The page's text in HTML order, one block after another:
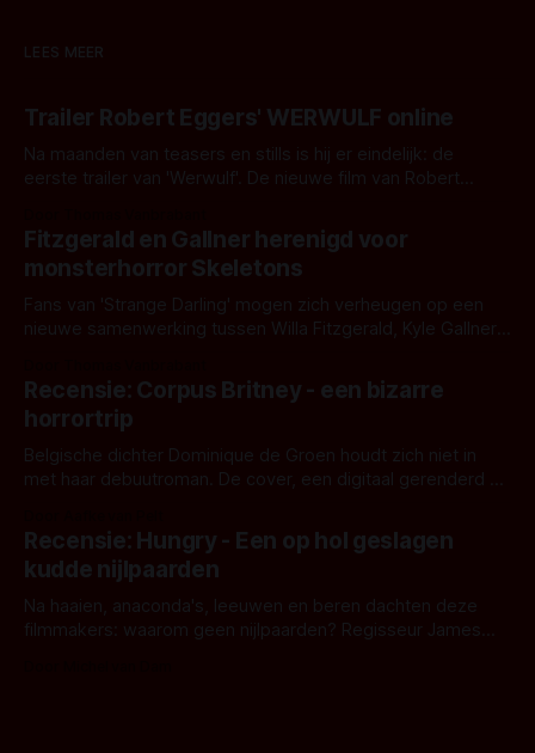
LEES MEER
Trailer Robert Eggers' WERWULF online
Na maanden van teasers en stills is hij er eindelijk: de
eerste trailer van 'Werwulf'. De nieuwe film van Robert
kille stijl vol folklore en mythe. Het topic deze keer is (kon
het het al raden?)... de weerwolf. Kijk je mee?
Fitzgerald en Gallner herenigd voor
monsterhorror Skeletons
Fans van 'Strange Darling' mogen zich verheugen op een
nieuwe samenwerking tussen Willa Fitzgerald, Kyle Gallner
'Skeletons', een nieuwe creature feature waarvoor de
opnames zijn gestart in Australië.
Recensie: Corpus Britney - een bizarre
horrortrip
Belgische dichter Dominique de Groen houdt zich niet in
met haar debuutroman. De cover, een digitaal gerenderd en
achtergrond, belooft iets kleurrijks maar onheilspellends,
iets ongrijpbaars. En dat maakt De Groen met ieder woord
waar.
Recensie: Hungry - Een op hol geslagen
kudde nijlpaarden
Na haaien, anaconda's, leeuwen en beren dachten deze
filmmakers: waarom geen nijlpaarden? Regisseur James